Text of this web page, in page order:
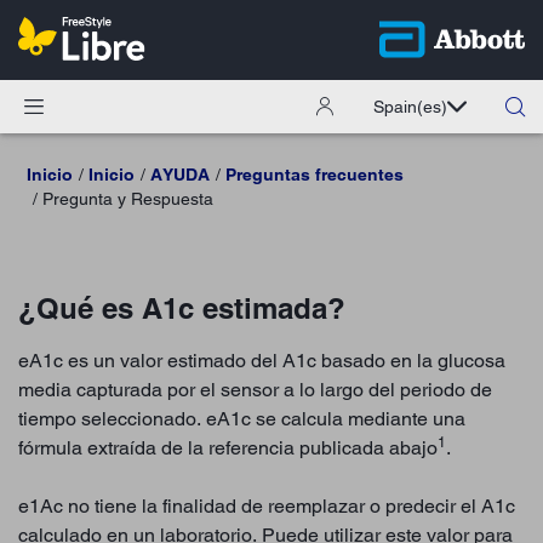
Spain(es)
Inicio Inicio AYUDA
Preguntas frecuentes
Pregunta y Respuesta
¿Qué es A1c estimada?
eA1c es un valor estimado del A1c basado en la glucosa
media capturada por el sensor a lo largo del periodo de
tiempo seleccionado. eA1c se calcula mediante una
fórmula extraída de la referencia publicada abajo1 .
e1Ac no tiene la finalidad de reemplazar o predecir el A1c
calculado en un laboratorio. Puede utilizar este valor para